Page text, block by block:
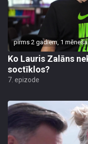
pirms 2 gadiem, 1 mēneša
Ko Lauris Zalāns
soctīklos?
7. epizode